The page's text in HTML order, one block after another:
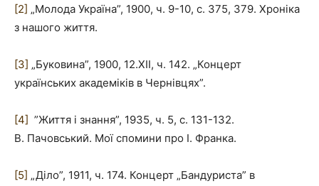
[2] „Молода Україна”, 1900, ч. 9-10, с. 375, 379. Хроніка
з нашого життя.
[3] „Буковина”, 1900, 12.ХІІ, ч. 142. „Концерт
українських академіків в Чернівцях”.
[4] ”Життя і знання”, 1935, ч. 5, с. 131-132.
В. Пачовський. Мої спомини про І. Франка.
[5] „Діло”, 1911, ч. 174. Концерт „Бандуриста” в